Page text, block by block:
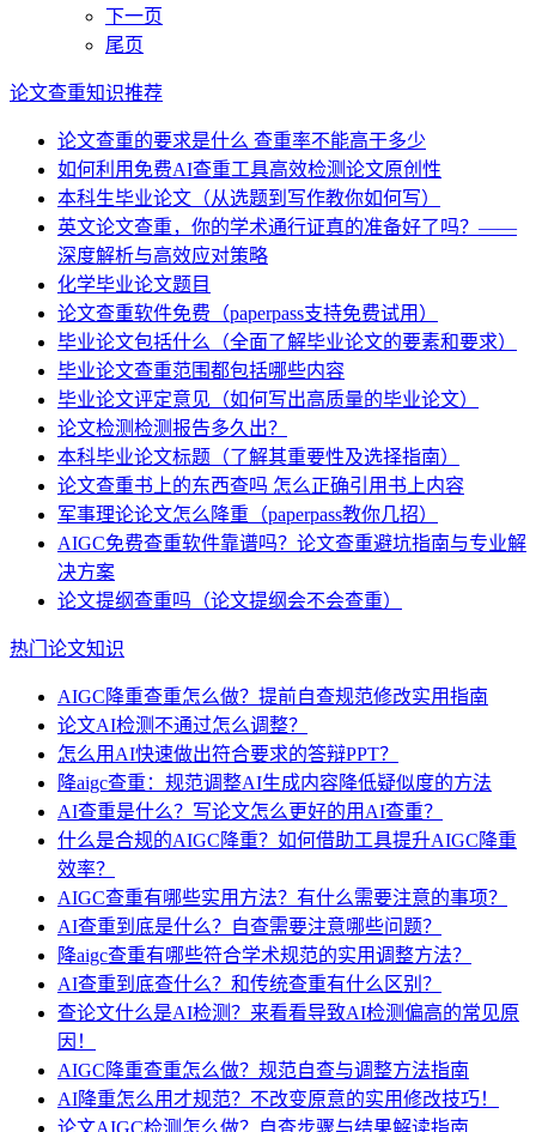
下一页
尾页
论文查重知识推荐
论文查重的要求是什么 查重率不能高于多少
如何利用免费AI查重工具高效检测论文原创性
本科生毕业论文（从选题到写作教你如何写）
英文论文查重，你的学术通行证真的准备好了吗？——
深度解析与高效应对策略
化学毕业论文题目
论文查重软件免费（paperpass支持免费试用）
毕业论文包括什么（全面了解毕业论文的要素和要求）
毕业论文查重范围都包括哪些内容
毕业论文评定意见（如何写出高质量的毕业论文）
论文检测检测报告多久出？
本科毕业论文标题（了解其重要性及选择指南）
论文查重书上的东西查吗 怎么正确引用书上内容
军事理论论文怎么降重（paperpass教你几招）
AIGC免费查重软件靠谱吗？论文查重避坑指南与专业解
决方案
论文提纲查重吗（论文提纲会不会查重）
热门论文知识
AIGC降重查重怎么做？提前自查规范修改实用指南
论文AI检测不通过怎么调整？
怎么用AI快速做出符合要求的答辩PPT？
降aigc查重：规范调整AI生成内容降低疑似度的方法
AI查重是什么？写论文怎么更好的用AI查重？
什么是合规的AIGC降重？如何借助工具提升AIGC降重
效率？
AIGC查重有哪些实用方法？有什么需要注意的事项？
AI查重到底是什么？自查需要注意哪些问题？
降aigc查重有哪些符合学术规范的实用调整方法？
AI查重到底查什么？和传统查重有什么区别？
查论文什么是AI检测？来看看导致AI检测偏高的常见原
因！
AIGC降重查重怎么做？规范自查与调整方法指南
AI降重怎么用才规范？不改变原意的实用修改技巧！
论文AIGC检测怎么做？自查步骤与结果解读指南